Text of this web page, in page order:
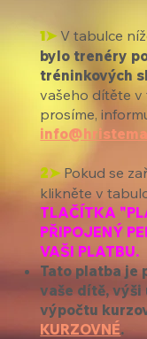
1➤V tabulce
bylo trenéry
tréninkových
vašeho dítěte v
prosíme,
2➤Pokud se
klikněte v
TLAČÍTKA
PŘIPOJENÝ
VAŠI PLATBU.
Tato platba je
vaše dítě,
výpočtu
KURZOVNÉ.